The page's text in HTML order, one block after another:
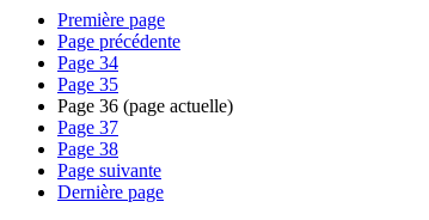
Première page
Page précédente
Page 34
Page 35
Page 36 (page actuelle)
Page 37
Page 38
Page suivante
Dernière page